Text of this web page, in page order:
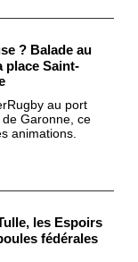
? Balade au
place Saint-
au port
Garonne, ce
animations.
les Espoirs
fédérales